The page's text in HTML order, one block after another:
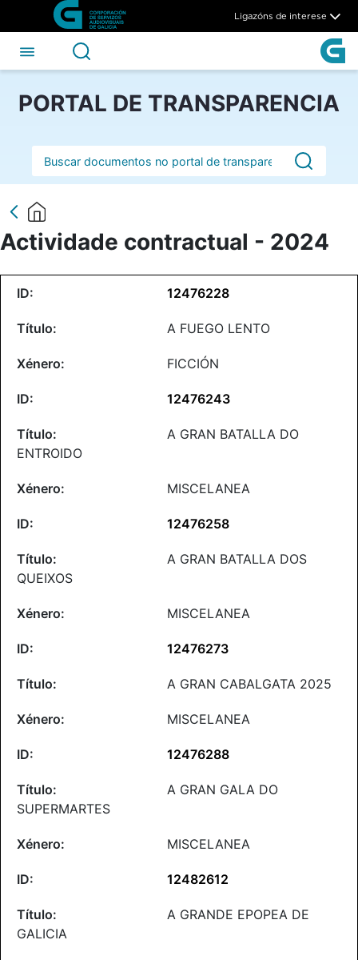
Skip to Main Content
Actividade contractual -
Ligazóns de interese
PORTAL DE TRANSPARENCIA
Barra de busca
Actividade contractual - 2024
12476228
A FUEGO LENTO
FICCIÓN
12476243
A GRAN BATALLA DO
ENTROIDO
MISCELANEA
12476258
A GRAN BATALLA DOS
QUEIXOS
MISCELANEA
12476273
A GRAN CABALGATA 2025
MISCELANEA
12476288
A GRAN GALA DO
SUPERMARTES
MISCELANEA
12482612
A GRANDE EPOPEA DE
GALICIA